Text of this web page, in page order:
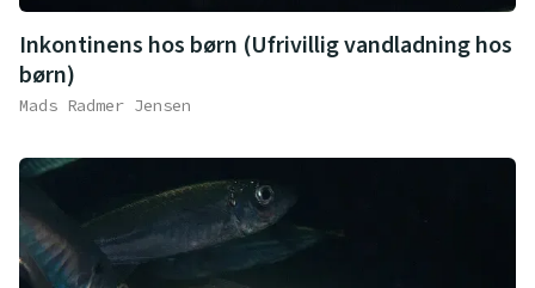
Inkontinens hos børn (Ufrivillig vandladning hos
børn)
Mads Radmer Jensen